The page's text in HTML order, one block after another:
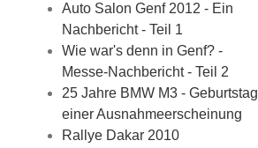
Auto Salon Genf 2012 - Ein
Nachbericht - Teil 1
Wie war's denn in Genf? -
Messe-Nachbericht - Teil 2
25 Jahre BMW M3 - Geburtstag
einer Ausnahmeerscheinung
Rallye Dakar 2010